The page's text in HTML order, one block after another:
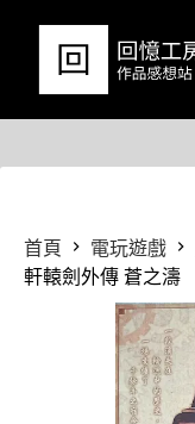
首頁
電玩遊戲
軒轅劍外傳 蒼之濤